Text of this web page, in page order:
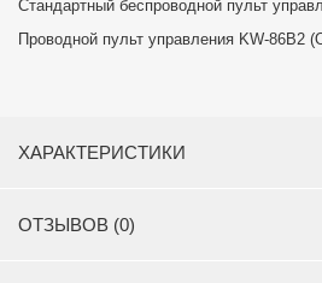
Стандартный беспроводной пульт
Проводной пульт управления KW-86B2
ХАРАКТЕРИСТИКИ
ОТЗЫВОВ (0)